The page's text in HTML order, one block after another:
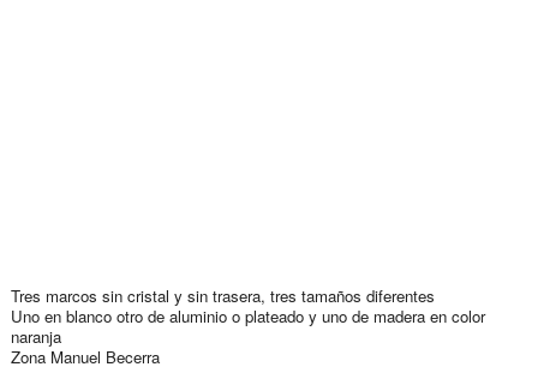
Tres marcos sin cristal y sin trasera, tres tamaños diferentes
Uno en blanco otro de aluminio o plateado y uno de madera en color
naranja
Zona Manuel Becerra